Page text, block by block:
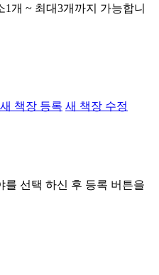
개 ~ 최대3개까지 가능합니
새 책장 등록 새 책장 수정
를 선택 하신 후 등록 버튼을